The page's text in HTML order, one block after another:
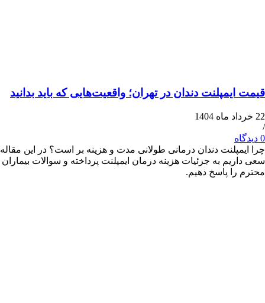
دندان در تهران؛ واقعیت‌هایی که باید بدانید
دندان درمانی طولانی مدت و هزینه بر است؟ در این مقاله
به جزئیات هزینه درمان ایمپلنت پرداخته و سوالات بیماران
پاسخ دهیم.